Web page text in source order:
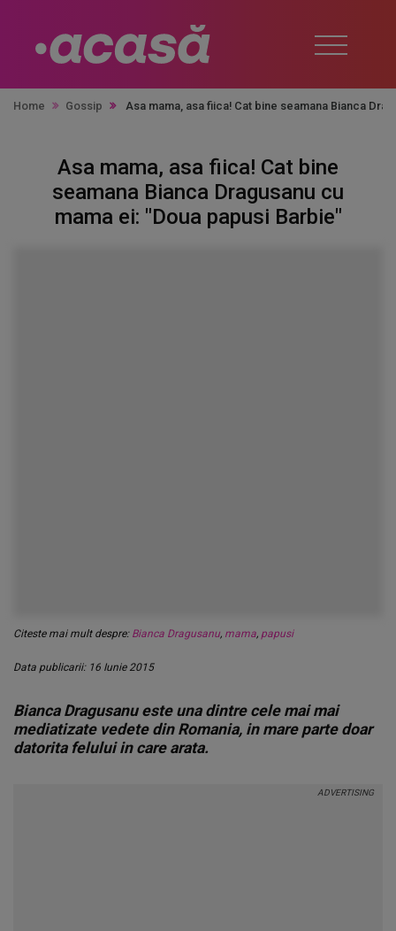
Home Gossip Asa mama, asa fiica! Cat bine seamana Bianca
Asa mama, asa fiica! Cat bine
seamana Bianca Dragusanu cu
mama ei: "Doua papusi Barbie"
Citeste mai mult despre: Bianca Dragusanu, mama, papusi
Data publicarii: 16 Iunie 2015
Bianca Dragusanu este una dintre cele mai mai
mediatizate vedete din Romania, in mare parte doar
datorita felului in care arata.